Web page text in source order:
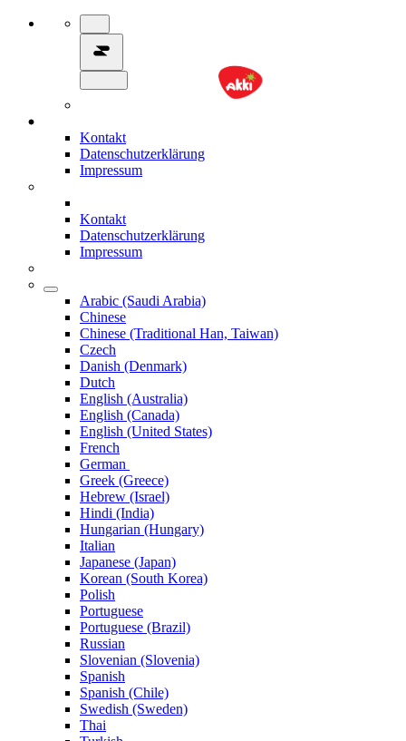
Kontakt
Datenschutzerklärung
Impressum
Kontakt
Datenschutzerklärung
Impressum
Arabic (Saudi Arabia)
Chinese
Chinese (Traditional Han, Taiwan)
Czech
Danish (Denmark)
Dutch
English (Australia)
English (Canada)
English (United States)
French
German
Greek (Greece)
Hebrew (Israel)
Hindi (India)
Hungarian (Hungary)
Italian
Japanese (Japan)
Korean (South Korea)
Polish
Portuguese
Portuguese (Brazil)
Russian
Slovenian (Slovenia)
Spanish
Spanish (Chile)
Swedish (Sweden)
Thai